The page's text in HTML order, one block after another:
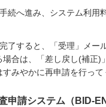
続へ進み、システム利用
了すると、「受理」メー
合は、「差し戻し(補正)
みやかに再申請を行って
申請システム（BID-